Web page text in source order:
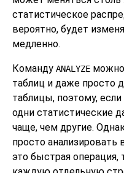
статистическое
вероятно, будет
медленно.
Команду ANALYZE
таблиц и даже просто
таблицы, поэтому,
одни статистические
чаще, чем другие.
просто анализировать
это быстрая операция,